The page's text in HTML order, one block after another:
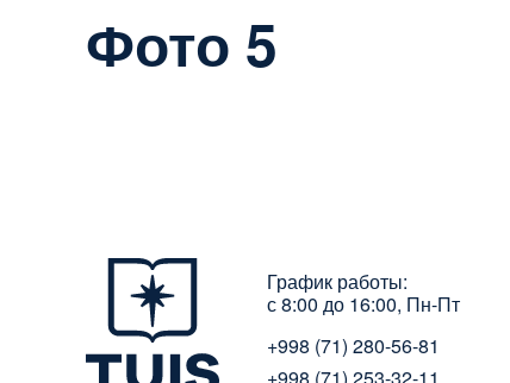
Фото 5
График работы:
с 8:00 до 16:00, Пн-Пт
+998 (71) 280-56-81